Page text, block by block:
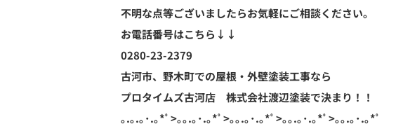
不明な点等ございましたらお気軽にご相談ください。
お電話番号はこちら↓↓
0280-23-2379
古河市、野木町での屋根・外壁塗装工事なら
プロタイムズ古河店 株式会社渡辺塗装で決まり！！
｡.｡.｡･.｡*ﾟ>｡｡.｡･.｡*ﾟ>｡｡.｡･.｡*ﾟ>｡｡.｡･.｡*ﾟ>｡｡.｡･.｡*ﾟ